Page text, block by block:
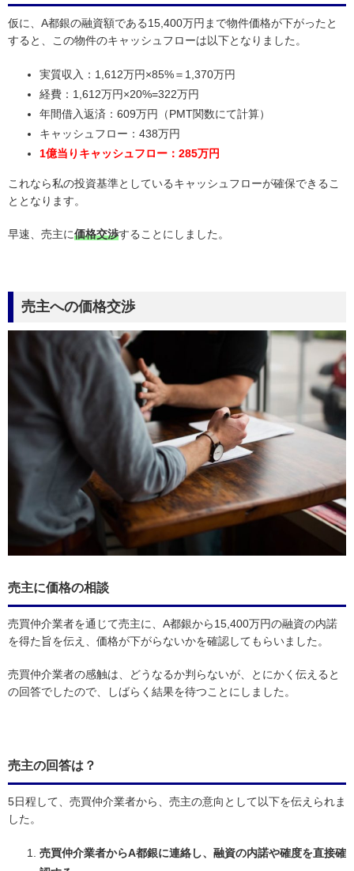
仮に、A都銀の融資額である15,400万円まで物件価格が下がったと
すると、この物件のキャッシュフローは以下となりました。
実質収入：1,612万円×85%＝1,370万円
経費：1,612万円×20%=322万円
年間借入返済：609万円（PMT関数にて計算）
キャッシュフロー：438万円
1億当りキャッシュフロー：285万円
これなら私の投資基準としているキャッシュフローが確保できるこ
ととなります。
早速、売主に価格交渉することにしました。
売主への価格交渉
売主に価格の相談
売買仲介業者を通じて売主に、A都銀から15,400万円の融資の内諾
を得た旨を伝え、価格が下がらないかを確認してもらいました。
売買仲介業者の感触は、どうなるか判らないが、とにかく伝えると
の回答でしたので、しばらく結果を待つことにしました。
売主の回答は？
5日程して、売買仲介業者から、売主の意向として以下を伝えられま
した。
売買仲介業者からA都銀に連絡し、融資の内諾や確度を直接確